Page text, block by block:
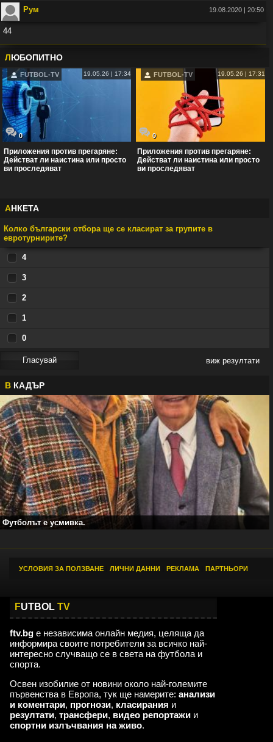
Рум 19.08.2020 | 20:50
44
Във: Рио Фърдинанд: Джуд Белингам ще спечели Златната топка
ЛЮБОПИТНО
FUTBOL-TV 19.05.26 | 17:34
0
Приложения против прегаряне:
Действат ли наистина или просто
ви проследяват
FUTBOL-TV 19.05.26 | 17:31
0
Приложения против прегаряне:
Действат ли наистина или просто
ви проследяват
АНКЕТА
Колко български отбора ще се класират за групите в
евротурнирите?
4
3
2
1
0
виж резултати
В КАДЪР
Футболът е усмивка.
УСЛОВИЯ ЗА ПОЛЗВАНЕ ЛИЧНИ ДАННИ РЕКЛАМА ПАРТНЬОРИ
FUTBOL TV
ftv.bg е независима онлайн медия, целяща да
информира своите потребители за всичко най-
интересно случващо се в света на футбола и
спорта.
Освен изобилие от новини около най-големите
първенства в Европа, тук ще намерите: анализи
и коментари, прогнози, класирания и
резултати, трансфери, видео репортажи и
спортни излъчвания на живо.